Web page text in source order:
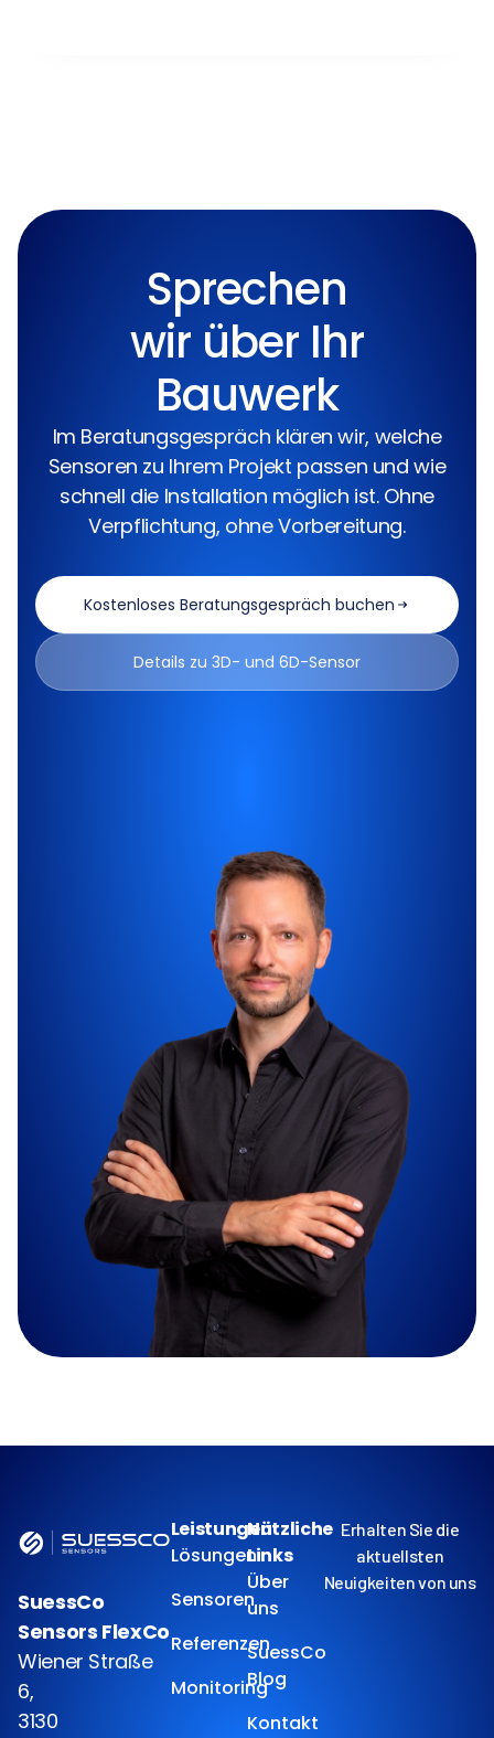
Sprechen
wir über Ihr
Bauwerk
Im Beratungsgespräch klären wir, welche
Sensoren zu Ihrem Projekt passen und wie
schnell die Installation möglich ist. Ohne
Verpflichtung, ohne Vorbereitung.
Kostenloses Beratungsgespräch buchen
Details zu 3D- und 6D-Sensor
SuessCo
Sensors FlexCo
Wiener Straße
6,
3130
Leistungen
Lösungen
Sensoren
Referenzen
Monitoring
Nützliche
Links
Über
uns
SuessCo
Blog
Kontakt
Erhalten Sie die
aktuellsten
Neuigkeiten von uns